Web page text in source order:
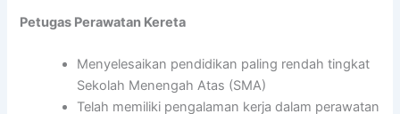
Petugas Perawatan Kereta
Menyelesaikan pendidikan paling rendah tingkat
Sekolah Menengah Atas (SMA)
Telah memiliki pengalaman kerja dalam perawatan